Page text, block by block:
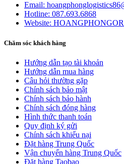
Email:
Hotline: 087.693.6868
Website:
Chăm sóc khách hàng
Hướng dẫn tạo tài khoản
Hướng dẫn mua hàng
Câu hỏi thường gặp
Chính sách bảo mật
Chính sách bảo hành
Chính sách đóng hàng
Hình thức thanh toán
Quy định ký gửi
Chính sách khiếu nại
Đặt hàng Trung Quốc
Vận chuyển hàng Trung Quốc
Đặt hàng Taobao